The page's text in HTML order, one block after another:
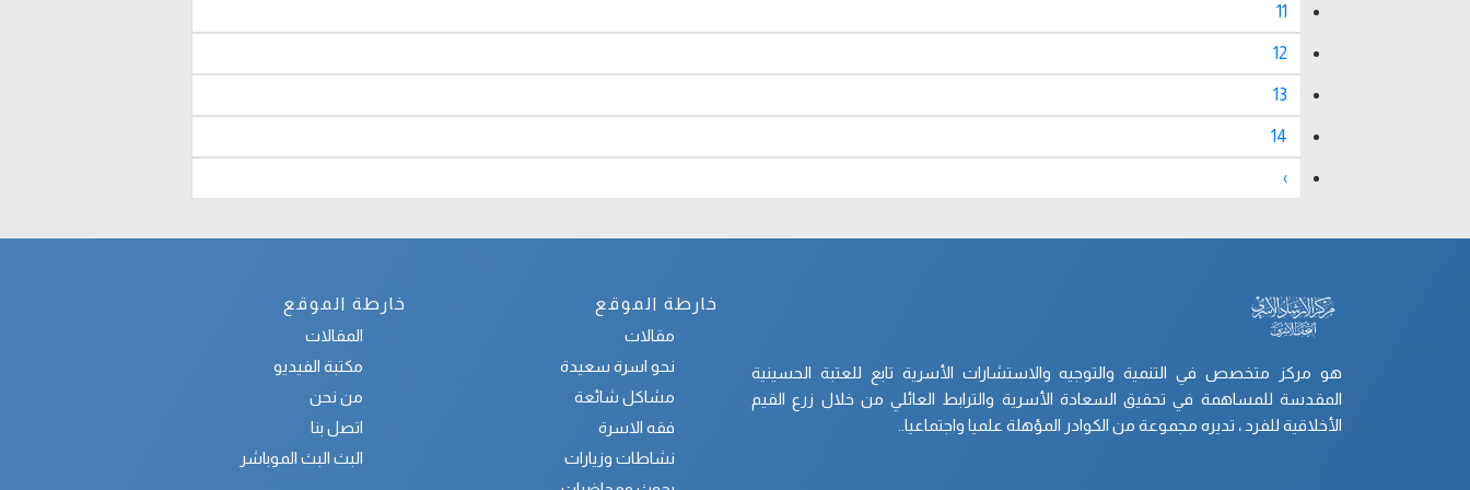
11
12
13
14
›
هو مركز متخصص في التنمية والتوجيه والاستشارات الأسرية تابع للعتبة الحسينية
المقدسة للمساهمة في تحقيق السعادة الأسرية والترابط العائلي من خلال زرع القيم
الأخلاقية للفرد ، تديره مجموعة من الكوادر المؤهلة علميا واجتماعيا..
خارطة الموقع
مقالات
نحو اسرة سعيدة
مشاكل شائعة
فقه الاسرة
نشاطات وزيارات
خارطة الموقع
المقالات
مكتبة الفيديو
من نحن
اتصل بنا
البث البث الموباشر